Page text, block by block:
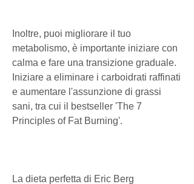
Inoltre, puoi migliorare il tuo
metabolismo, è importante iniziare con
calma e fare una transizione graduale.
Iniziare a eliminare i carboidrati raffinati
e aumentare l'assunzione di grassi
sani, tra cui il bestseller 'The 7
Principles of Fat Burning'.
La dieta perfetta di Eric Berg